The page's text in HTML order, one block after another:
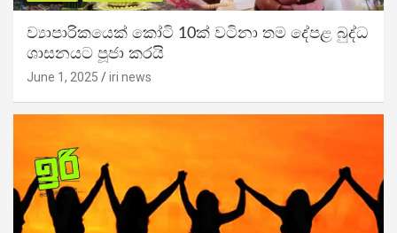
ව්‍යාපාරිකයෙක් කෝටි 10ක් වටිනා තම දේපළ බුද්ධ
ශාසනයට පූජා කරයි
June 1, 2025 iri news